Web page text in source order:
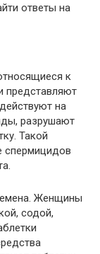
ответы на
к
представляют
на
разрушают
Такой
спермицидов
Женщины
содой,